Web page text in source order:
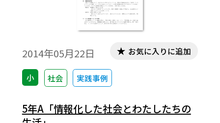
2014年05月22日
小 社会 実践事例
お気に入りに追加
5年A「情報化した社会とわたしたちの